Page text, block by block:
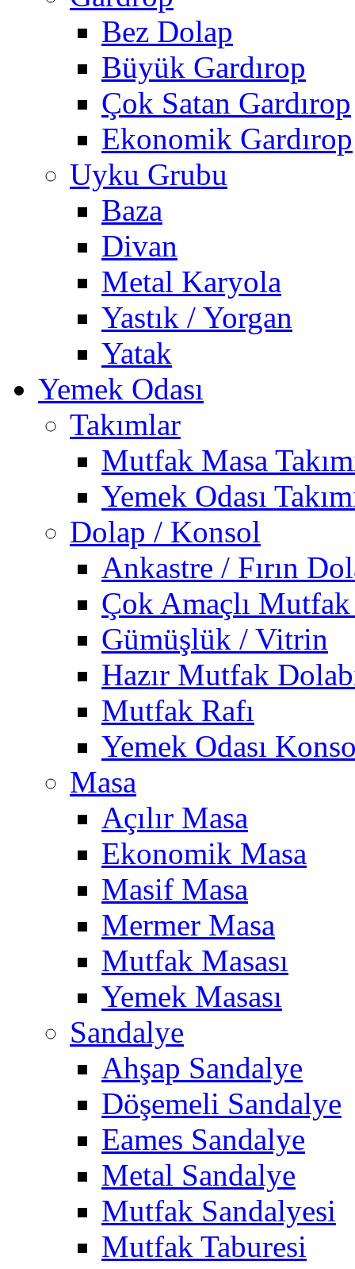
Bez Dolap
Büyük Gardırop
Çok Satan Gardırop
Ekonomik Gardırop
Uyku Grubu
Baza
Divan
Metal Karyola
Yastık / Yorgan
Yatak
Yemek Odası
Takımlar
Mutfak Masa
Yemek Odası
Dolap / Konsol
Ankastre / Fırın
Çok Amaçlı Mutfak
Gümüşlük / Vitrin
Hazır Mutfak
Mutfak Rafı
Yemek Odası
Masa
Açılır Masa
Ekonomik Masa
Masif Masa
Mermer Masa
Mutfak Masası
Yemek Masası
Sandalye
Ahşap Sandalye
Döşemeli Sandalye
Eames Sandalye
Metal Sandalye
Mutfak Sandalyesi
Mutfak Taburesi